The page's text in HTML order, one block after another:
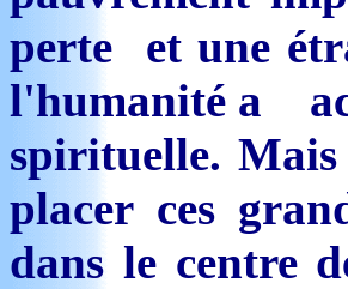
perte et une
l'humanité a
spirituelle.
placer ces
dans le centre